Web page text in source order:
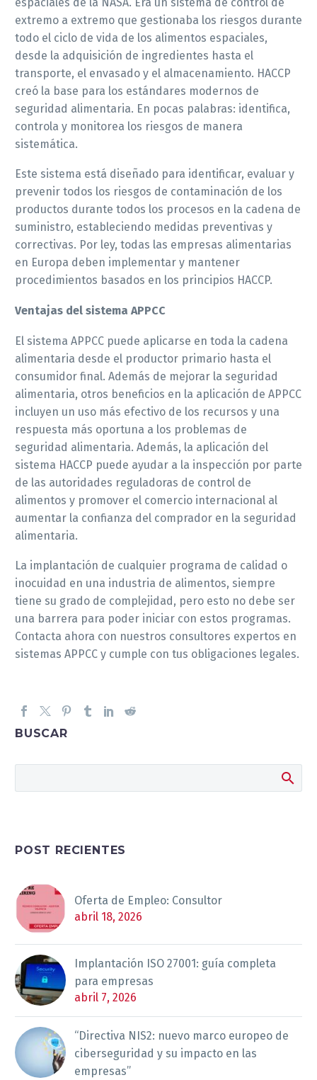
extremo a extremo que gestionaba los riesgos durante
todo el ciclo de vida de los alimentos espaciales,
desde la adquisición de ingredientes hasta el
transporte, el envasado y el almacenamiento. HACCP
creó la base para los estándares modernos de
seguridad alimentaria. En pocas palabras: identifica,
controla y monitorea los riesgos de manera
sistemática.
Este sistema está diseñado para identificar, evaluar y
prevenir todos los riesgos de contaminación de los
productos durante todos los procesos en la cadena de
suministro, estableciendo medidas preventivas y
correctivas. Por ley, todas las empresas alimentarias
en Europa deben implementar y mantener
procedimientos basados ​​en los principios HACCP.
Ventajas del sistema APPCC
El sistema APPCC puede aplicarse en toda la cadena
alimentaria desde el productor primario hasta el
consumidor final. Además de mejorar la seguridad
alimentaria, otros beneficios en la aplicación de APPCC
incluyen un uso más efectivo de los recursos y una
respuesta más oportuna a los problemas de
seguridad alimentaria. Además, la aplicación del
sistema HACCP puede ayudar a la inspección por parte
de las autoridades reguladoras de control de
alimentos y promover el comercio internacional al
aumentar la confianza del comprador en la seguridad
alimentaria.
La implantación de cualquier programa de calidad o
inocuidad en una industria de alimentos, siempre
tiene su grado de complejidad, pero esto no debe ser
una barrera para poder iniciar con estos programas.
Contacta ahora con nuestros consultores expertos en
sistemas APPCC y cumple con tus obligaciones legales.
BUSCAR
POST RECIENTES
Oferta de Empleo: Consultor
abril 18, 2026
Implantación ISO 27001: guía completa
para empresas
abril 7, 2026
“Directiva NIS2: nuevo marco europeo de
ciberseguridad y su impacto en las
empresas”